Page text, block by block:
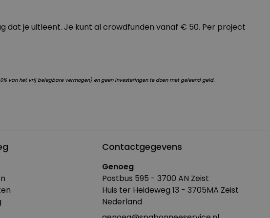
dat je uitleent. Je kunt al crowdfunden vanaf € 50. Per project
van het vrij belegbare vermogen) en geen investeringen te doen met geleend geld.
Contactgegevens
Genoeg
Postbus 595 - 3700 AN Zeist
Huis ter Heideweg 13 - 3705MA Zeist
Nederland